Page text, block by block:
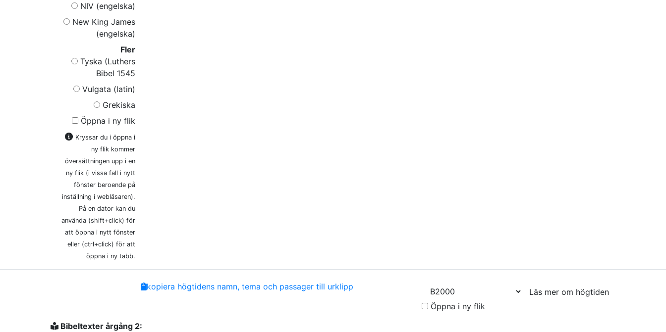
NIV (engelska)
New King James
(engelska)
Fler
Tyska (Luthers
Bibel 1545
Vulgata (latin)
Grekiska
Öppna i ny flik
Kryssar du i öppna i
ny flik kommer
översättningen upp i en
ny flik (i vissa fall i nytt
fönster beroende på
inställning i webläsaren).
På en dator kan du
använda (shift+click) för
att öppna i nytt fönster
eller (ctrl+click) för att
öppna i ny tabb.
EmailCopy
kopiera högtidens namn, tema och passager till urklipp
Öppna i ny flik
Läs mer om högtiden
Bibeltexter årgång 2: